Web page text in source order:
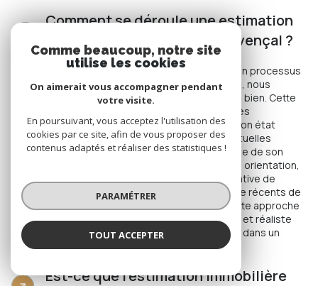
Comment se déroule une estimation
immobilière avec Le Mas Provençal ?
L'estimation immobilière avec notre agence est un processus
transparent et rigoureux. Dans un premier temps, nous
prenons un rendez-vous pour une visite de votre bien. Cette
étape nous permet d'évaluer ses caractéristiques
intrinsèques : sa surface, le nombre de pièces, son état
général, les matériaux de construction, les éventuelles
rénovations, etc. Nous tenons également compte de son
environnement (proximité des commodités, vue, orientation,
etc.). Ensuite, nous réalisons une étude comparative de
marché. Cela consiste à analyser les prix de vente récents de
biens similaires au vôtre, dans votre secteur. Cette approche
combinée nous permet d'établir une valeur juste et réaliste
pour votre propriété, que nous vous présentons dans un
rapport détaillé.
Est-ce que l'estimation immobilière
Comme beaucoup, notre site
utilise les cookies
On aimerait vous accompagner pendant
votre visite.
En poursuivant, vous acceptez l'utilisation des
cookies par ce site, afin de vous proposer des
contenus adaptés et réaliser des statistiques !
PARAMÉTRER
TOUT ACCEPTER